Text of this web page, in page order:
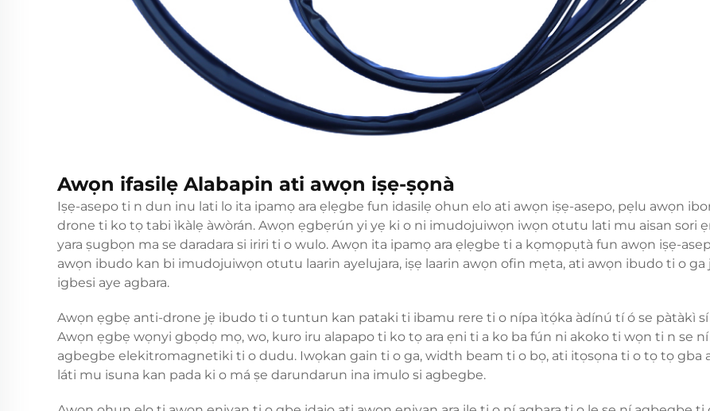
Awọn ifasilẹ Alabapin ati awọn iṣẹ-ṣọnà
Iṣẹ-asepo ti n dun inu lati lo ita ipamọ ara ẹlẹgbe fun idasilẹ ohun elo ati awọn iṣẹ-asepo, pẹlu awọn
drone ti ko tọ tabi ìkàlẹ àwòrán. Awọn ẹgbẹrún yi yẹ ki o ni imudojuiwọn iwọn otutu lati mu aisan sori
yara ṣugbọn ma se daradara si iriri ti o wulo. Awọn ita ipamọ ara ẹlẹgbe ti a kọmọpụtà fun awọn iṣẹ-
awọn ibudo kan bi imudojuiwọn otutu laarin ayelujara, iṣẹ laarin awọn ofin mẹta, ati awọn ibudo ti o ga
igbesi aye agbara.
Awọn ẹgbẹ anti-drone jẹ ibudo ti o tuntun kan pataki ti ibamu rere ti o nípa ìtọ́ka àdínú tí ó se pàtàkì sí
Awọn ẹgbẹ wọnyi gbọdọ mọ, wo, kuro iru alapapo ti ko tọ ara ẹni ti a ko ba fún ni akoko ti wọn ti n se ní
agbegbe elekitromagnetiki ti o dudu. Iwọkan gain ti o ga, width beam ti o bọ, ati itọsọna ti o tọ tọ gba
láti mu isuna kan pada ki o má ṣe darundarun ina imulo si agbegbe.